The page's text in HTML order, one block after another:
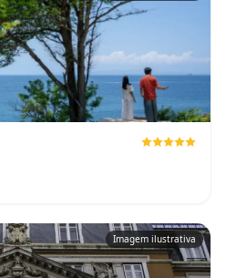
Imagem ilustrativa